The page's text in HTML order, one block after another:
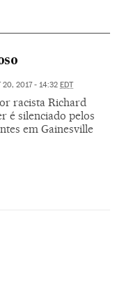
20, 2017 - 14:32 EDT
racista Richard
é silenciado pelos
em Gainesville